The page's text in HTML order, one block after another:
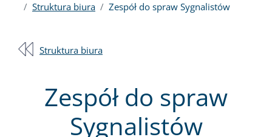
Struktura biura
Zespół do spraw Sygnalistów
Zespół do spraw
Sygnalistów
Struktura biura